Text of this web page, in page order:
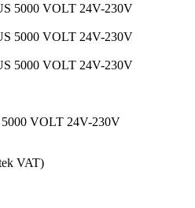
5000 VOLT 24V-230V
VAT)